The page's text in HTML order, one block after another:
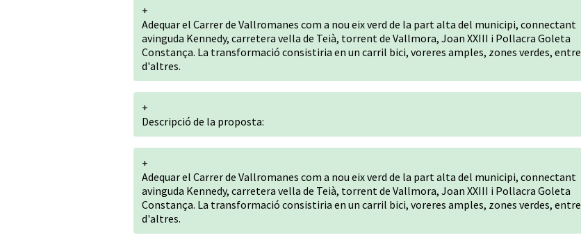
+
Adequar el Carrer de Vallromanes com a nou eix verd de la part alta del municipi, connectant
avinguda Kennedy, carretera vella de Teià, torrent de Vallmora, Joan XXIII i Pollacra Goleta
Constança. La transformació consistiria en un carril bici, voreres amples, zones verdes, entre
d'altres.
+
Descripció de la proposta:
+
Adequar el Carrer de Vallromanes com a nou eix verd de la part alta del municipi, connectant
avinguda Kennedy, carretera vella de Teià, torrent de Vallmora, Joan XXIII i Pollacra Goleta
Constança. La transformació consistiria en un carril bici, voreres amples, zones verdes, entre
d'altres.